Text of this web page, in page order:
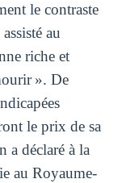
le contraste
au
riche et
». De
le prix de sa
a déclaré à la
au Royaume-